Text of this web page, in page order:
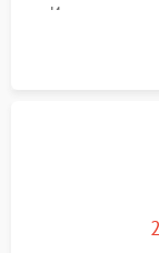
Измерение
реакции